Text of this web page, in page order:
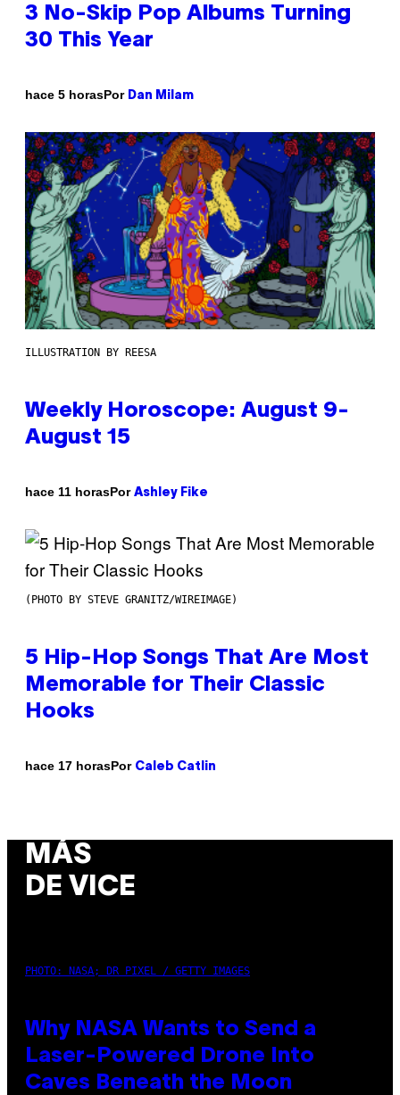
3 No-Skip Pop Albums Turning
30 This Year
hace 5 horasPor Dan Milam
ILLUSTRATION BY REESA
Weekly Horoscope: August 9-
August 15
hace 11 horasPor Ashley Fike
(PHOTO BY STEVE GRANITZ/WIREIMAGE)
5 Hip-Hop Songs That Are Most
Memorable for Their Classic
Hooks
hace 17 horasPor Caleb Catlin
MÁS
DE VICE
PHOTO: NASA; DR PIXEL / GETTY IMAGES
Why NASA Wants to Send a
Laser-Powered Drone Into
Caves Beneath the Moon